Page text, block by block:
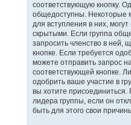
соответствующую кнопку.
общедоступны. Некоторые
для вступления в них,
скрытыми. Если группа
запросить членство в ней,
кнопке. Если требуется
можете отправить запрос
соответствующей кнопке.
одобрить ваше участие в
вы хотите
лидера группы, если он
быть для этого свои